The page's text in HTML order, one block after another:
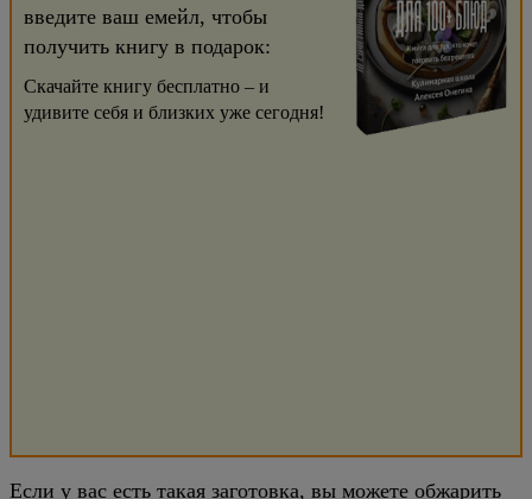
введите ваш емейл, чтобы
получить книгу в подарок:
Скачайте книгу бесплатно – и
удивите себя и близких уже сегодня!
Если у вас есть такая заготовка, вы можете обжарить